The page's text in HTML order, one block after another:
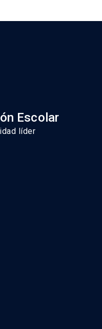
Escolar
líder